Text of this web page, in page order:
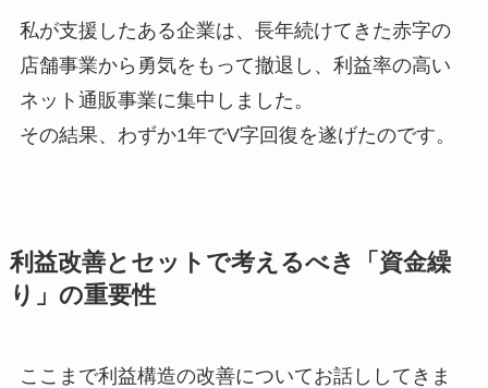
私が支援したある企業は、長年続けてきた赤字の
店舗事業から勇気をもって撤退し、利益率の高い
ネット通販事業に集中しました。
その結果、わずか1年でV字回復を遂げたのです。
利益改善とセットで考えるべき「資金繰
り」の重要性
ここまで利益構造の改善についてお話ししてきま